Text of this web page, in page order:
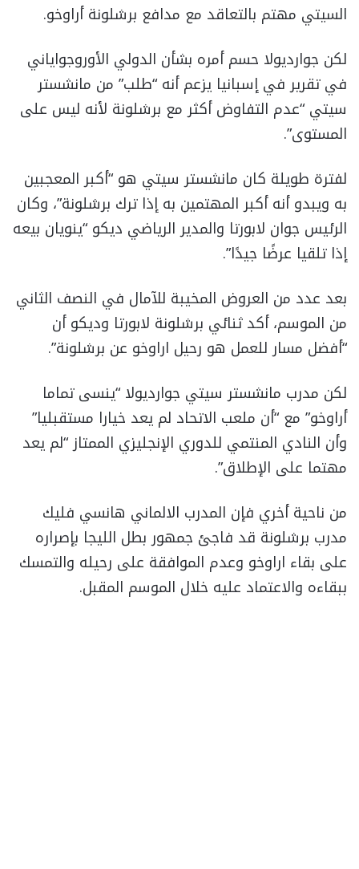
السيتي مهتم بالتعاقد مع مدافع برشلونة أراوخو.
لكن جوارديولا حسم أمره بشأن الدولي الأوروجواياني
في تقرير في إسبانيا يزعم أنه “طلب” من مانشستر
سيتي “عدم التفاوض أكثر مع برشلونة لأنه ليس على
المستوى”.
لفترة طويلة كان مانشستر سيتي هو “أكبر المعجبين
به ويبدو أنه أكبر المهتمين به إذا ترك برشلونة”، وكان
الرئيس جوان لابورتا والمدير الرياضي ديكو “ينويان بيعه
إذا تلقيا عرضًا جيدًا”.
بعد عدد من العروض المخيبة للآمال في النصف الثاني
من الموسم، أكد ثنائي برشلونة لابورتا وديكو أن
“أفضل مسار للعمل هو رحيل اراوخو عن برشلونة”.
لكن مدرب مانشستر سيتي جوارديولا “ينسى تماما
أراوخو” مع “أن ملعب الاتحاد لم يعد خيارا مستقبليا”
وأن النادي المنتمي للدوري الإنجليزي الممتاز “لم يعد
مهتما على الإطلاق”.
من ناحية أخري فإن المدرب الالماني هانسي فليك
مدرب برشلونة قد فاجئ جمهور بطل الليجا بإصراره
على بقاء اراوخو وعدم الموافقة على رحيله والتمسك
ببقاءه والاعتماد عليه خلال الموسم المقبل.